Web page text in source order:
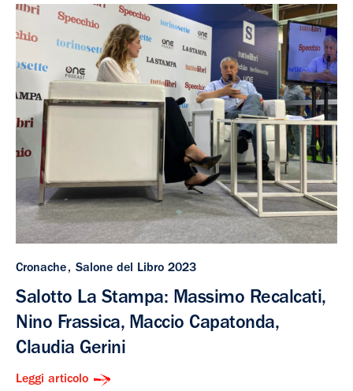
Cronache Salone del Libro 2023
Salotto La Stampa: Massimo Recalcati,
Nino Frassica, Maccio Capatonda,
Claudia Gerini
Leggi articolo